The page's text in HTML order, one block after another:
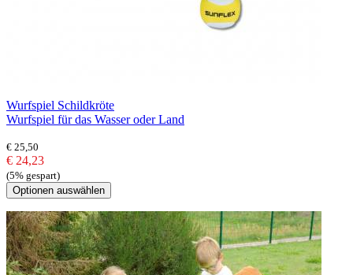
Wurfspiel Schildkröte
Wurfspiel für das Wasser oder Land
€ 25,50
€ 24,23
(5% gespart)